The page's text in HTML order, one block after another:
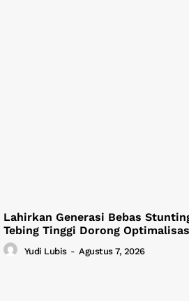
Lahirkan Generasi Bebas
Tebing Tinggi Dorong
Yudi Lubis - Agustus 7, 2026